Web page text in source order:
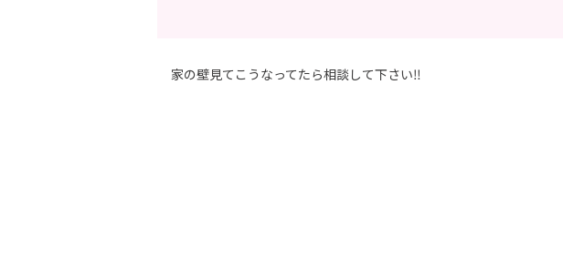
家の壁見てこうなってたら相談して下さい‼️